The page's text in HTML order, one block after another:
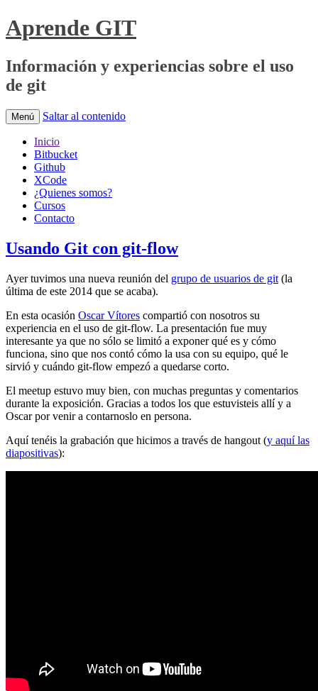
Aprende GIT
Información y experiencias sobre el uso
de git
Menú Saltar al contenido
Inicio
Bitbucket
Github
XCode
¿Quienes somos?
Cursos
Contacto
Usando Git con git-flow
Ayer tuvimos una nueva reunión del grupo de usuarios de git (la
última de este 2014 que se acaba).
En esta ocasión Oscar Vítores compartió con nosotros su
experiencia en el uso de git-flow. La presentación fue muy
interesante ya que no sólo se limitó a exponer qué es y cómo
funciona, sino que nos contó cómo la usa con su equipo, qué le
sirvió y cuándo git-flow empezó a quedarse corto.
El meetup estuvo muy bien, con muchas preguntas y comentarios
durante la exposición. Gracias a todos los que estuvisteis allí y a
Oscar por venir a contarnoslo en persona.
Aquí tenéis la grabación que hicimos a través de hangout (y aquí las
diapositivas):